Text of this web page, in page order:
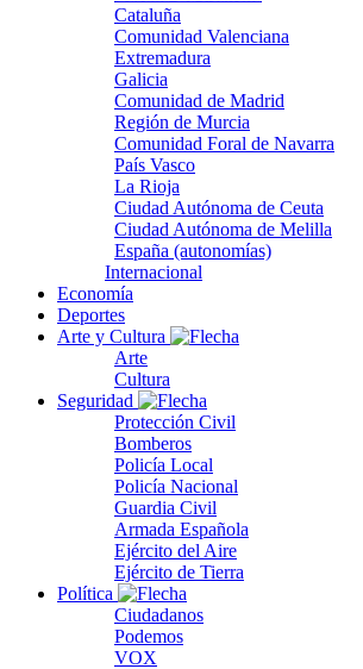
Cataluña
Comunidad Valenciana
Extremadura
Galicia
Comunidad de Madrid
Región de Murcia
Comunidad Foral de Navarra
País Vasco
La Rioja
Ciudad Autónoma de Ceuta
Ciudad Autónoma de Melilla
España (autonomías)
Internacional
Economía
Deportes
Arte y Cultura
Arte
Cultura
Seguridad
Protección Civil
Bomberos
Policía Local
Policía Nacional
Guardia Civil
Armada Española
Ejército del Aire
Ejército de Tierra
Política
Ciudadanos
Podemos
VOX